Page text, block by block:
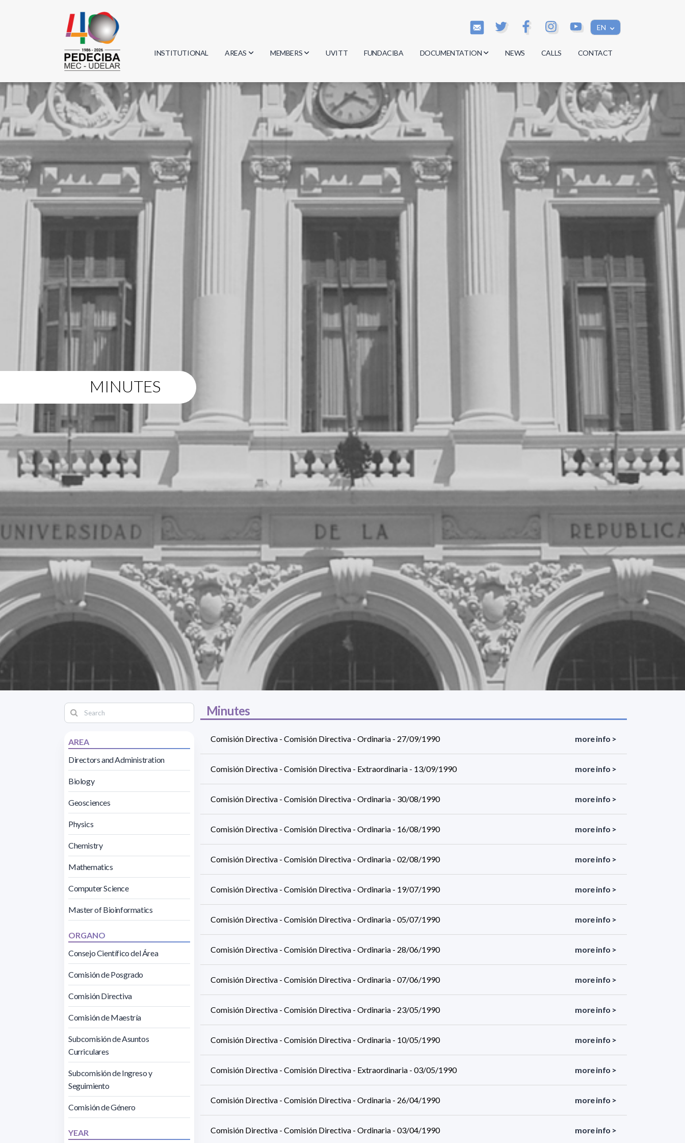
EN
INSTITUTIONAL AREAS
Biology
Geosciences
Computer Science
Mathematics
Chemistry
MEMBERS
Researchers
Students
Graduates
UVITT FUNDACIBA DOCUMENTATION
Minutes
Regulations
Documents
NEWS CALLS CONTACT
MINUTES
AREA
Directors and Administration
Biology
Geosciences
Physics
Chemistry
Mathematics
Computer Science
Master of Bioinformatics
ORGANO
Consejo Científico del Área
Comisión de Posgrado
Comisión Directiva
Comisión de Maestría
Subcomisión de Asuntos
Curriculares
Subcomisión de Ingreso y
Seguimiento
Comisión de Género
YEAR
Minutes
Comisión Directiva - Comisión Directiva - Ordinaria - 27/09/1990 more info >
Comisión Directiva - Comisión Directiva - Extraordinaria - 13/09/1990 more info >
Comisión Directiva - Comisión Directiva - Ordinaria - 30/08/1990 more info >
Comisión Directiva - Comisión Directiva - Ordinaria - 16/08/1990 more info >
Comisión Directiva - Comisión Directiva - Ordinaria - 02/08/1990 more info >
Comisión Directiva - Comisión Directiva - Ordinaria - 19/07/1990 more info >
Comisión Directiva - Comisión Directiva - Ordinaria - 05/07/1990 more info >
Comisión Directiva - Comisión Directiva - Ordinaria - 28/06/1990 more info >
Comisión Directiva - Comisión Directiva - Ordinaria - 07/06/1990 more info >
Comisión Directiva - Comisión Directiva - Ordinaria - 23/05/1990 more info >
Comisión Directiva - Comisión Directiva - Ordinaria - 10/05/1990 more info >
Comisión Directiva - Comisión Directiva - Extraordinaria - 03/05/1990 more info >
Comisión Directiva - Comisión Directiva - Ordinaria - 26/04/1990 more info >
Comisión Directiva - Comisión Directiva - Ordinaria - 03/04/1990 more info >